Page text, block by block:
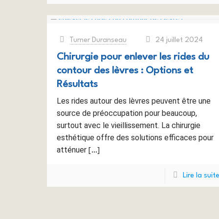
Turner Duranseau 24 juillet 2024
Chirurgie pour enlever les rides du
contour des lèvres : Options et
Résultats
Les rides autour des lèvres peuvent être une
source de préoccupation pour beaucoup,
surtout avec le vieillissement. La chirurgie
esthétique offre des solutions efficaces pour
atténuer[…]
Lire la suite